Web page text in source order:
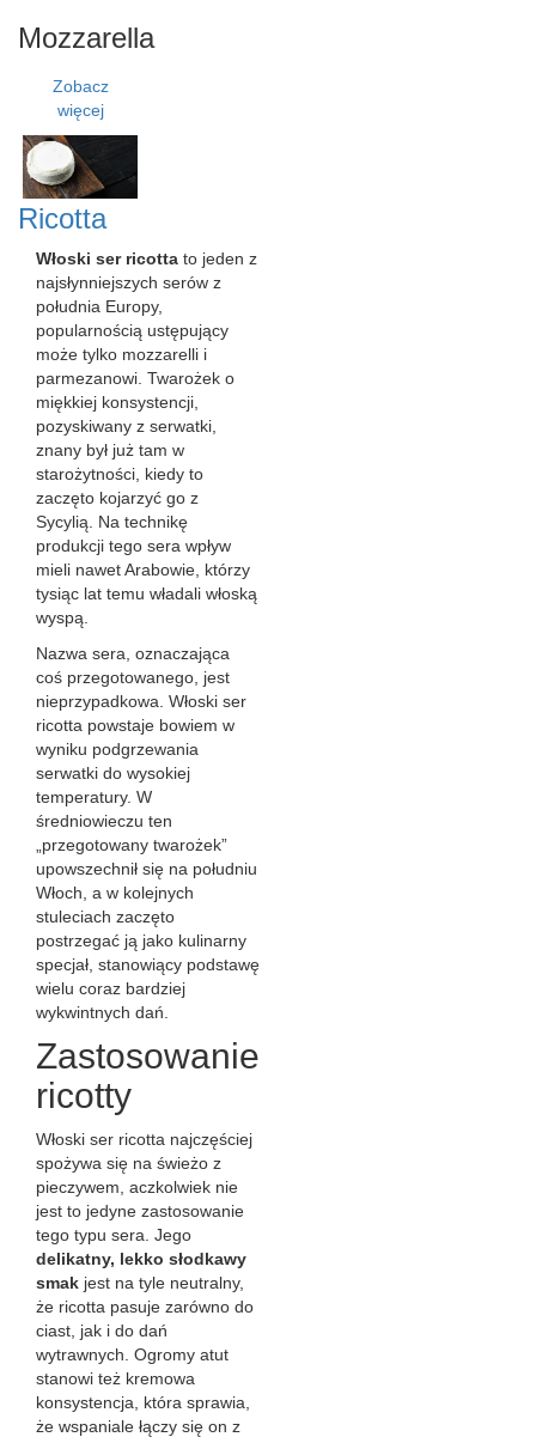
Mozzarella
Zobacz
więcej
Ricotta
Włoski ser ricotta to jeden z
najsłynniejszych serów z
południa Europy,
popularnością ustępujący
może tylko mozzarelli i
parmezanowi. Twarożek o
miękkiej konsystencji,
pozyskiwany z serwatki,
znany był już tam w
starożytności, kiedy to
zaczęto kojarzyć go z
Sycylią. Na technikę
produkcji tego sera wpływ
mieli nawet Arabowie, którzy
tysiąc lat temu władali włoską
wyspą.
Nazwa sera, oznaczająca
coś przegotowanego, jest
nieprzypadkowa. Włoski ser
ricotta powstaje bowiem w
wyniku podgrzewania
serwatki do wysokiej
temperatury. W
średniowieczu ten
„przegotowany twarożek”
upowszechnił się na południu
Włoch, a w kolejnych
stuleciach zaczęto
postrzegać ją jako kulinarny
specjał, stanowiący podstawę
wielu coraz bardziej
wykwintnych dań.
Zastosowanie
ricotty
Włoski ser ricotta najczęściej
spożywa się na świeżo z
pieczywem, aczkolwiek nie
jest to jedyne zastosowanie
tego typu sera. Jego
delikatny, lekko słodkawy
smak jest na tyle neutralny,
że ricotta pasuje zarówno do
ciast, jak i do dań
wytrawnych. Ogromy atut
stanowi też kremowa
konsystencja, która sprawia,
że wspaniale łączy się on z